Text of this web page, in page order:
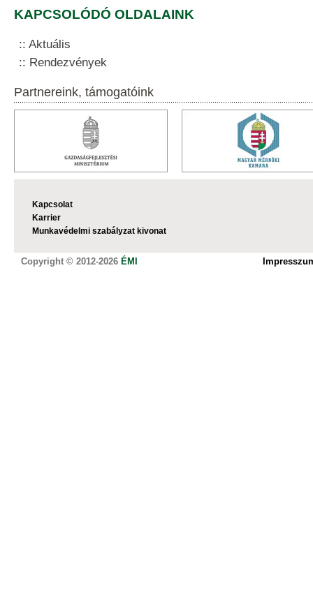
KAPCSOLÓDÓ OLDALAINK
Aktuális
Rendezvények
Partnereink, támogatóink
Kapcsolat
Karrier
Munkavédelmi szabályzat kivonat
Copyright © 2012-2026 ÉMI